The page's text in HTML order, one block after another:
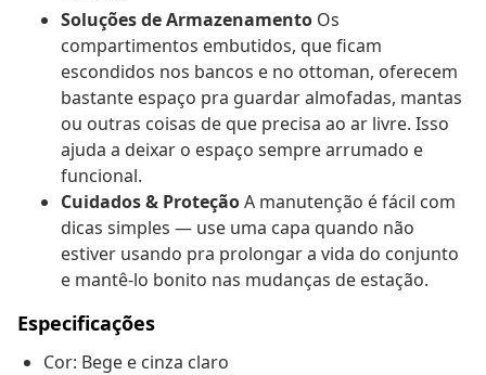
Soluções de Armazenamento Os
compartimentos embutidos, que ficam
escondidos nos bancos e no ottoman, oferecem
bastante espaço pra guardar almofadas, mantas
ou outras coisas de que precisa ao ar livre. Isso
ajuda a deixar o espaço sempre arrumado e
funcional.
Cuidados & ProteçãoA manutenção é fácil com
dicas simples — use uma capa quando não
estiver usando pra prolongar a vida do conjunto
e mantê-lo bonito nas mudanças de estação.
Especificações
Cor: Bege e cinza claro